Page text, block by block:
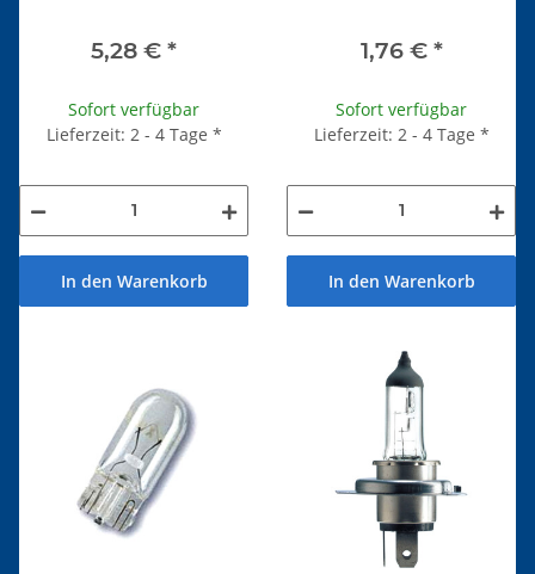
5,28 € *
Sofort verfügbar
Lieferzeit: 2 - 4 Tage *
In den Warenkorb
1,76 € *
Sofort verfügbar
Lieferzeit: 2 - 4 Tage *
In den Warenkorb